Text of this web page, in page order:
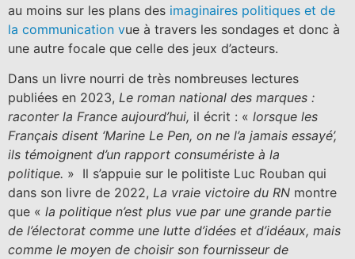
au moins sur les plans des imaginaires politiques et de
la communication vue à travers les sondages et donc à
une autre focale que celle des jeux d’acteurs.
Dans un livre nourri de très nombreuses lectures
publiées en 2023, Le roman national des marques :
raconter la France aujourd’hui, il écrit : « lorsque les
Français disent ‘Marine Le Pen, on ne l’a jamais essayé’,
ils témoignent d’un rapport consumériste à la
politique. » Il s’appuie sur le politiste Luc Rouban qui
dans son livre de 2022, La vraie victoire du RN montre
que « la politique n’est plus vue par une grande partie
de l’électorat comme une lutte d’idées et d’idéaux, mais
comme le moyen de choisir son fournisseur de